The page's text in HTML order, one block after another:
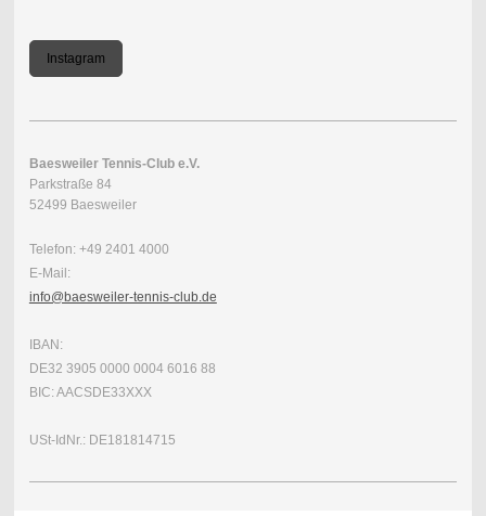
Instagram
Baesweiler Tennis-Club e.V.
Parkstraße 84
52499 Baesweiler
Telefon: +49 2401 4000
E-Mail:
info@baesweiler-tennis-club.de
IBAN:
DE32 3905 0000 0004 6016 88
BIC: AACSDE33XXX
USt-IdNr.: DE181814715